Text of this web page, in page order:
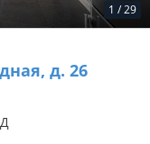
1 /29
д. 26